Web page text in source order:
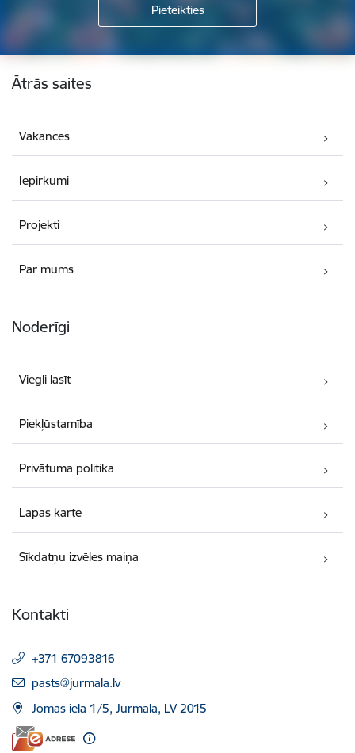
Kājene
Ātrās saites
Vakances
Iepirkumi
Projekti
Par mums
Noderīgi
Viegli lasīt
Piekļūstamība
Privātuma politika
Lapas karte
Sīkdatņu izvēles maiņa
Kontakti
+371 67093816
E-pasts:
pasts@jurmala.lv
Jomas iela 1/5, Jūrmala, LV 2015